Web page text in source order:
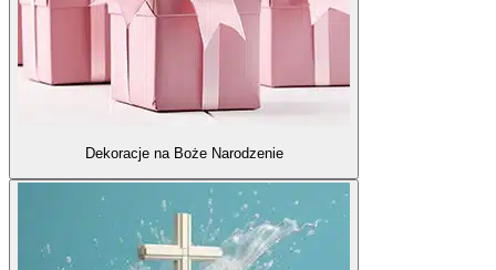
Dekoracje na Boże Narodzenie